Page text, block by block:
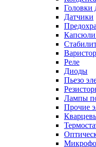
Головки
Датчики
Капсюли
Реле
Диоды
Пьезо
Лампы
Прочие